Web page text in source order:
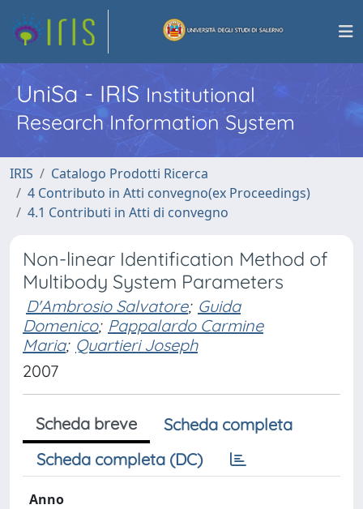
UniSa - IRISInstitutional
Research Information System
IRIS
Catalogo Prodotti Ricerca
4 Contributo in Atti convegno(ex Proceedings)
4.1 Contributi in Atti di convegno
Non-linear Identification Method of
Multibody System Parameters
D'Ambrosio Salvatore; Guida
Domenico; Pappalardo Carmine
Maria; Quartieri Joseph
2007
Scheda breve
Scheda completa
Scheda completa (DC)
Anno